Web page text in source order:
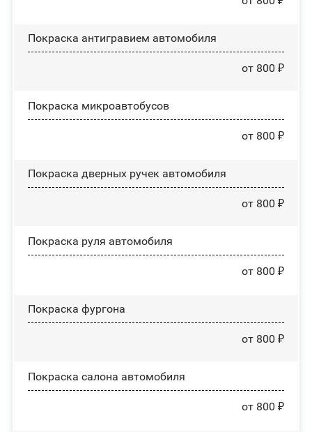
Покраска антигравием автомобиля
от 800 ₽
Покраска микроавтобусов
от 800 ₽
Покраска дверных ручек автомобиля
от 800 ₽
Покраска руля автомобиля
от 800 ₽
Покраска фургона
от 800 ₽
Покраска салона автомобиля
от 800 ₽